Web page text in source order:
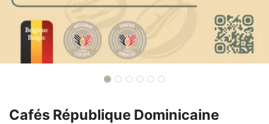
Cafés République Dominicaine